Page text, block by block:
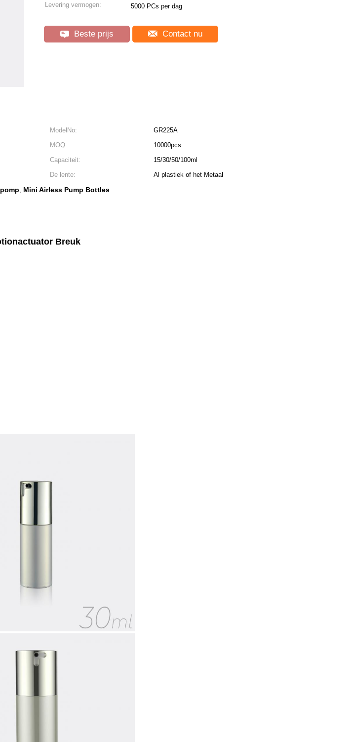
Levering vermogen: 5000 PCs per dag
Beste prijs Contact nu
ModelNo:
GR225A
MOQ:
10000pcs
Capaciteit:
15/30/50/100ml
De lente:
Al plastiek of het Metaal
, Mini Airless Pump Bottles
Breuk